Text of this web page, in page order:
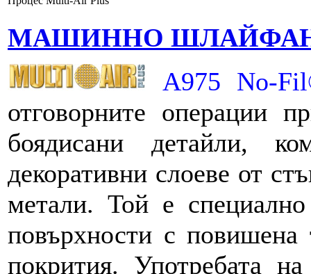
МАШИННО
A975 No-
отговорните операции
боядисани детайли,
декоративни слоеве от
метали. Той е
повърхности с повишена
покрития. Употребата